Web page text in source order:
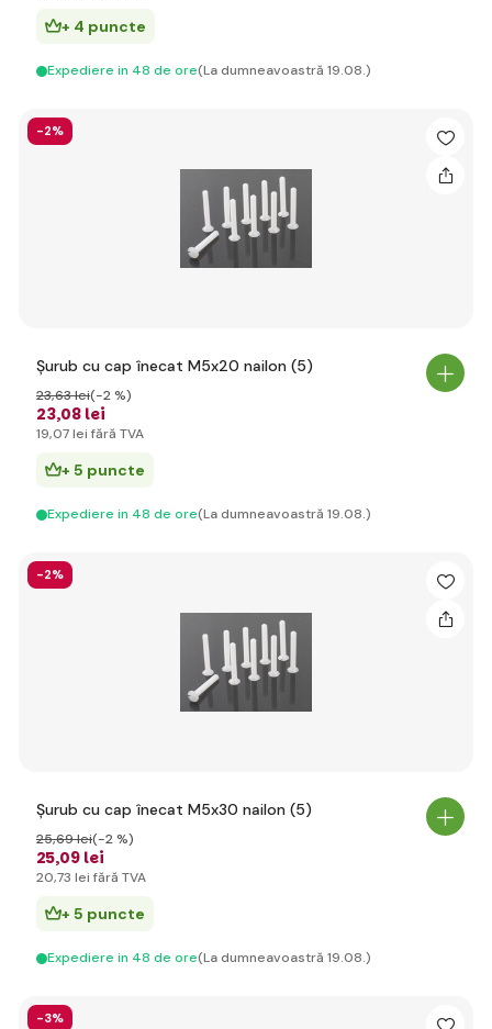
+ 4 puncte
Expediere in 48 de ore(La dumneavoastră 19.08.)
-2%
Șurub cu cap înecat M5x20 nailon (5)
23,08 lei
23,63 lei(-2 %)
19,07 lei fără TVA
+ 5 puncte
Expediere in 48 de ore(La dumneavoastră 19.08.)
-2%
Șurub cu cap înecat M5x30 nailon (5)
25,09 lei
25,69 lei(-2 %)
20,73 lei fără TVA
+ 5 puncte
Expediere in 48 de ore(La dumneavoastră 19.08.)
-3%